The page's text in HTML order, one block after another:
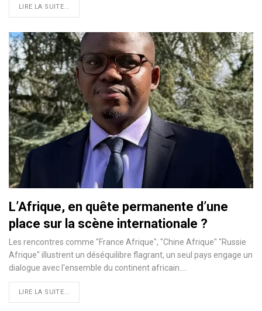
LIRE LA SUITE...
L’Afrique, en quête permanente d’une
place sur la scène internationale ?
Les rencontres comme "France Afrique", "Chine Afrique" "Russie
Afrique" illustrent un déséquilibre flagrant, un seul pays engage un
dialogue avec l'ensemble du continent africain.…
LIRE LA SUITE...